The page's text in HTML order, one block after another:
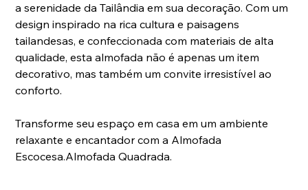
a serenidade da Tailândia em sua decoração. Com um
design inspirado na rica cultura e paisagens
tailandesas, e confeccionada com materiais de alta
qualidade, esta almofada não é apenas um item
decorativo, mas também um convite irresistível ao
conforto.
Transforme seu espaço em casa em um ambiente
relaxante e encantador com a Almofada
Escocesa.Almofada Quadrada.